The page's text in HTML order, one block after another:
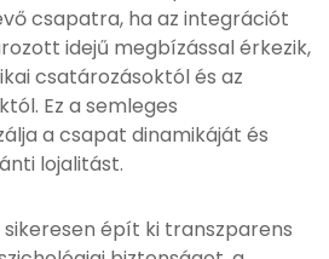
csapatra, ha az integrációt
idejű megbízással érkezik,
csatározásoktól és az
Ez a semleges
a csapat dinamikáját és
lojalitást.
épít ki transzparens